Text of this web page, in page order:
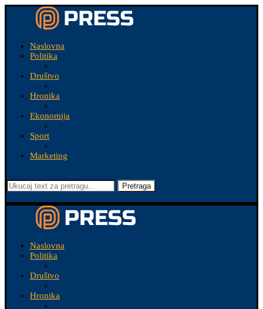
Naslovna
Politika
Društvo
Hronika
Ekonomija
Sport
Marketing
Pretraga
Naslovna
Politika
Društvo
Hronika